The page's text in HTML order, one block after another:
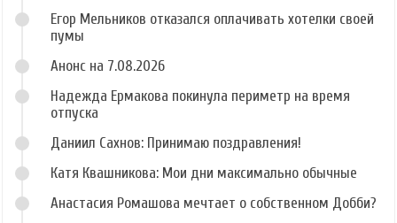
Егор Мельников отказался оплачивать хотелки своей
пумы
Анонс на 7.08.2026
Надежда Ермакова покинула периметр на время
отпуска
Даниил Сахнов: Принимаю поздравления!
Катя Квашникова: Мои дни максимально обычные
Анастасия Ромашова мечтает о собственном Добби?